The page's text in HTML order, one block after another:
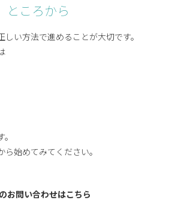
ところから
い方法で進めることが大切です。
始めてみてください。
お問い合わせはこちら